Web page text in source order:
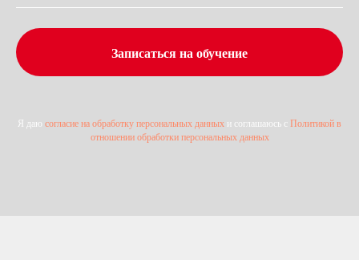
Записаться на обучение
Я даю согласие на обработку персональных данных и соглашаюсь с Политикой в
отношении обработки персональных данных